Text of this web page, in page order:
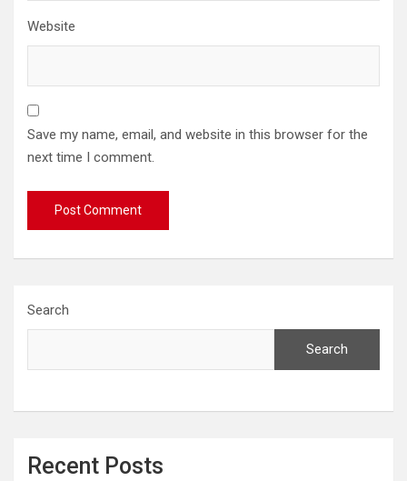
Website
Save my name, email, and website in this browser for the
next time I comment.
Search
Search
Recent Posts